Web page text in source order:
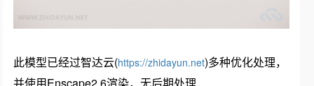
此模型已经过智达云(https://zhidayun.net)多种优化处理，
并使用Enscape2.6渲染，无后期处理